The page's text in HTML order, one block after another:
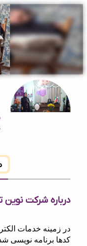
شرکت
شرکت نوین تجارت
خدمات الکترونیک
نویسی شده از